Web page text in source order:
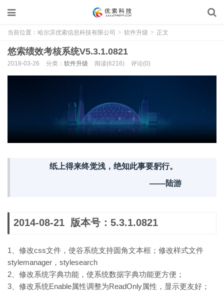
当前位置： 哈尔滨优索信息科技有限公司 > 软件升级 > 正文
悠索绩效考核系统V5.3.1.0821
2018-03-26 分类： 软件升级 阅读(6216) 评论(0)
纸上得来终觉浅，绝知此事要躬行。
——陆游
2014-08-21 版本号：5.3.1.0821
1、修改css文件，使谷系统支持圆角文本框；修改样式文件
stylemanager，stylesearch
2、修改系统字典功能，使系统数据字典功能更方便；
3、修改系统Enable属性调整为ReadOnly属性，显示更友好；